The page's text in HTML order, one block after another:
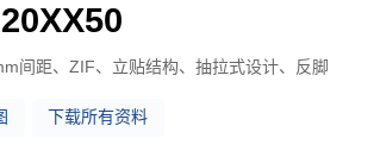
间距、ZIF、立贴结构、抽拉式设计、反脚
下载所有资料